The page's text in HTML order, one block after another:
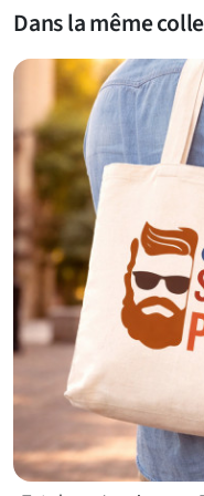
Ce porte-clés
cadeau de fête des
sourire. Il peut être
adulte qui souhaite
quotidien. Son
l’essentiel, avec une
compléter votre idée
dans le même esprit,
sélection dédiée à la
Un porte-clés orange au
Grâce à son anneau et
s’accroche facilement à
bureau ou à un sac.
rapidement, ce qui
facilement. Le
l’illustration centrale
Dans la même